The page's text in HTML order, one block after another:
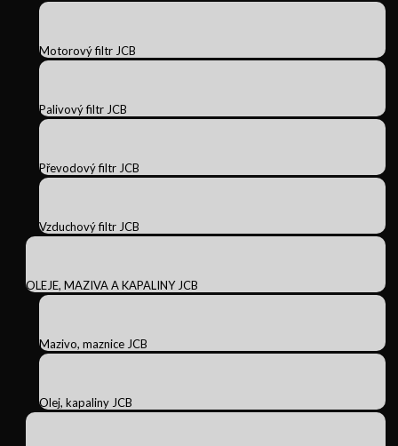
Motorový filtr JCB
Palivový filtr JCB
Převodový filtr JCB
Vzduchový filtr JCB
OLEJE, MAZIVA A KAPALINY JCB
Mazivo, maznice JCB
Olej, kapaliny JCB